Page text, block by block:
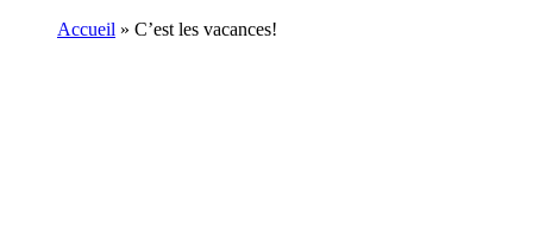
Accueil » C’est les vacances!